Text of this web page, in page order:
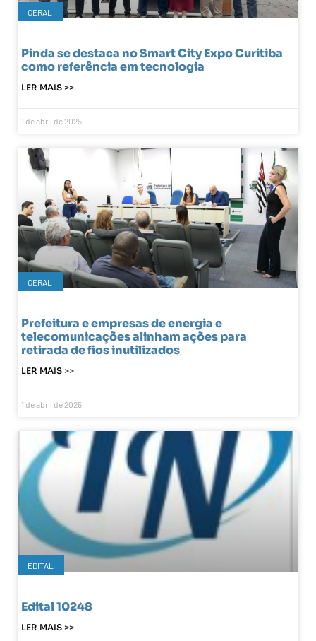
GERAL
Pinda se destaca no Smart City Expo Curitiba
como referência em tecnologia
LER MAIS >>
1 de abril de 2025
GERAL
Prefeitura e empresas de energia e
telecomunicações alinham ações para
retirada de fios inutilizados
LER MAIS >>
1 de abril de 2025
EDITAL
Edital 10248
LER MAIS >>